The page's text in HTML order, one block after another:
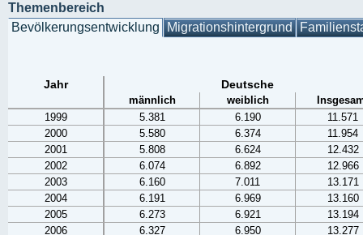
Themenbereich
Bevölkerungsentwicklung Migrationshintergrund
Jahr Deutsche
männlich weiblich
1999
5.381 6.190
11.571
2000
5.580 6.374
11.954
2001
5.808 6.624
12.432
2002
6.074 6.892
12.966
2003
6.160 7.011
13.171
2004
6.191 6.969
13.160
2005
6.273 6.921
13.194
2006
6.327 6.950
13.277